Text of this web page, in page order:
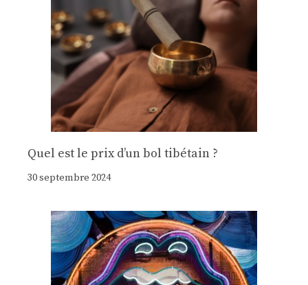
Quel est le prix d’un bol tibétain ?
30 septembre 2024